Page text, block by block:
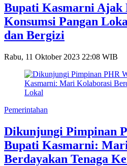
Bupati Kasmarni Ajak
Konsumsi Pangan
dan Bergizi
Rabu, 11 Oktober 2023 22:08 WIB
Pemerintahan
Dikunjungi Pimpinan
Bupati Kasmarni:
Berdayakan Tenaga